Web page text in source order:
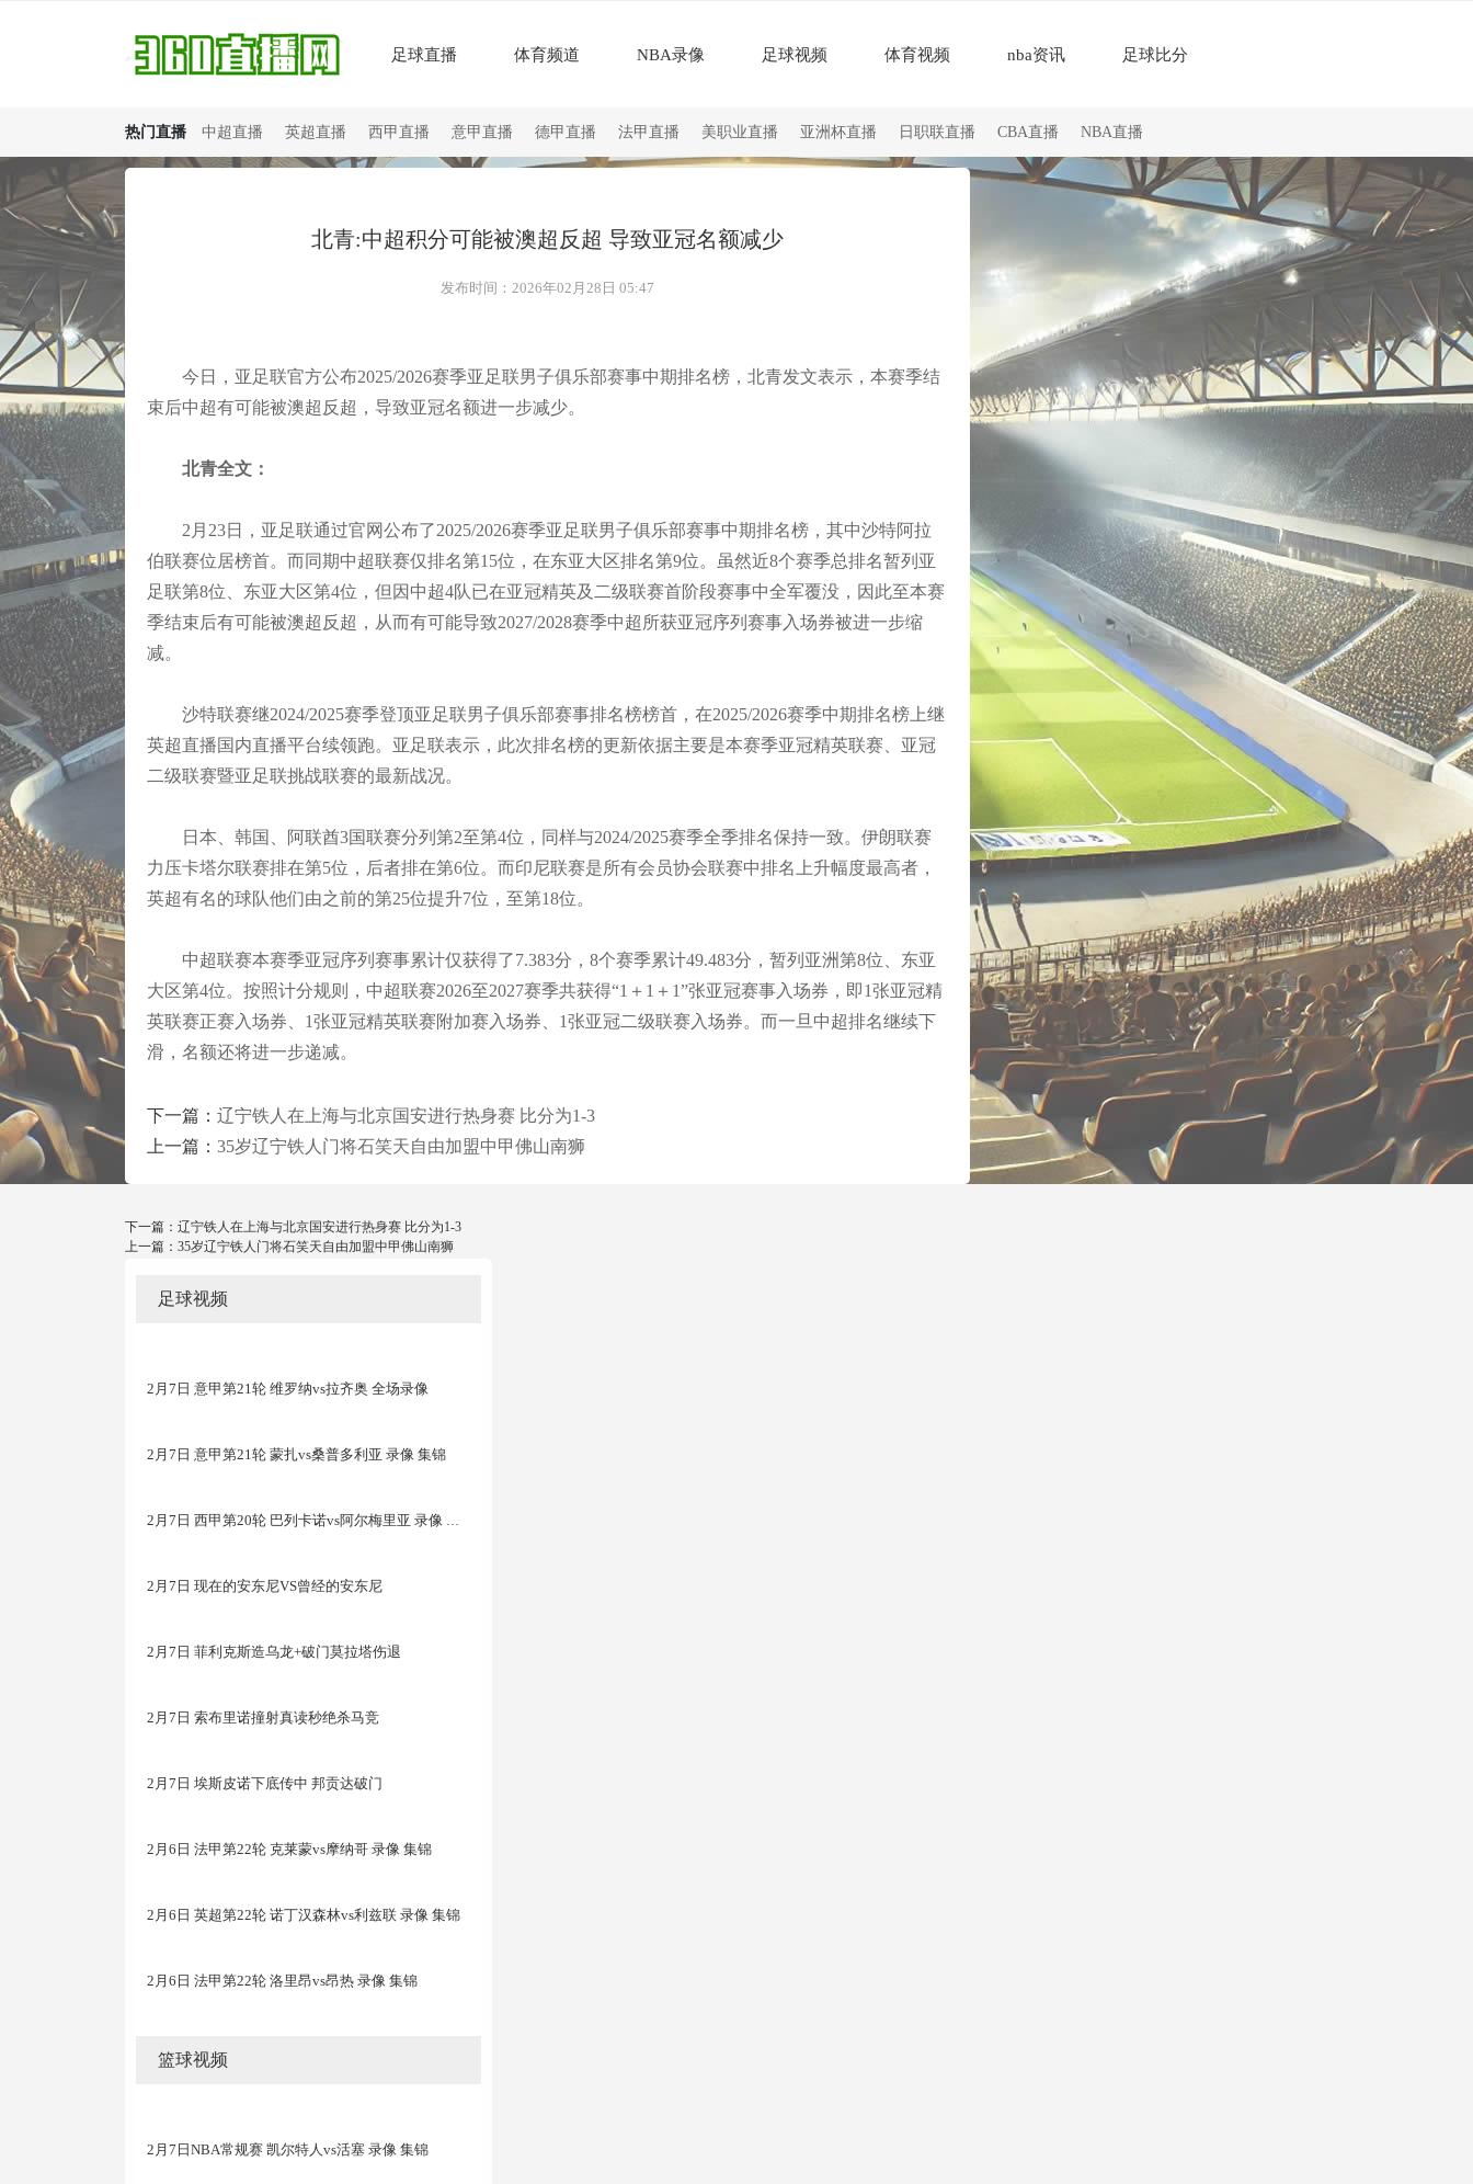
足球直播 体育频道 NBA录像 足球视频 体育视频 nba资讯 足球比分
热门直播 中超直播 英超直播 西甲直播 意甲直播 德甲直播 法甲直播 美职业直播 亚洲杯直播 日职联直播 CBA直播 NBA直播
北青:中超积分可能被澳超反超 导致亚冠名额减少
发布时间：2026年02月28日 05:47
今日，亚足联官方公布2025/2026赛季亚足联男子俱乐部赛事中期排名榜，北青发文表示，本赛季结
束后中超有可能被澳超反超，导致亚冠名额进一步减少。
北青全文：
2月23日，亚足联通过官网公布了2025/2026赛季亚足联男子俱乐部赛事中期排名榜，其中沙特阿拉
伯联赛位居榜首。而同期中超联赛仅排名第15位，在东亚大区排名第9位。虽然近8个赛季总排名暂列亚
足联第8位、东亚大区第4位，但因中超4队已在亚冠精英及二级联赛首阶段赛事中全军覆没，因此至本赛
季结束后有可能被澳超反超，从而有可能导致2027/2028赛季中超所获亚冠序列赛事入场券被进一步缩
减。
沙特联赛继2024/2025赛季登顶亚足联男子俱乐部赛事排名榜榜首，在2025/2026赛季中期排名榜上继
英超直播国内直播平台续领跑。亚足联表示，此次排名榜的更新依据主要是本赛季亚冠精英联赛、亚冠
二级联赛暨亚足联挑战联赛的最新战况。
日本、韩国、阿联酋3国联赛分列第2至第4位，同样与2024/2025赛季全季排名保持一致。伊朗联赛
力压卡塔尔联赛排在第5位，后者排在第6位。而印尼联赛是所有会员协会联赛中排名上升幅度最高者，
英超有名的球队他们由之前的第25位提升7位，至第18位。
中超联赛本赛季亚冠序列赛事累计仅获得了7.383分，8个赛季累计49.483分，暂列亚洲第8位、东亚
大区第4位。按照计分规则，中超联赛2026至2027赛季共获得“1＋1＋1”张亚冠赛事入场券，即1张亚冠精
英联赛正赛入场券、1张亚冠精英联赛附加赛入场券、1张亚冠二级联赛入场券。而一旦中超排名继续下
滑，名额还将进一步递减。
下一篇： 辽宁铁人在上海与北京国安进行热身赛 比分为1-3
上一篇： 35岁辽宁铁人门将石笑天自由加盟中甲佛山南狮
下一篇： 辽宁铁人在上海与北京国安进行热身赛 比分为1-3
上一篇： 35岁辽宁铁人门将石笑天自由加盟中甲佛山南狮
足球视频
2月7日 意甲第21轮 维罗纳vs拉齐奥 全场录像
2月7日 意甲第21轮 蒙扎vs桑普多利亚 录像 集锦
2月7日 西甲第20轮 巴列卡诺vs阿尔梅里亚 录像 集锦
2月7日 现在的安东尼VS曾经的安东尼
2月7日 菲利克斯造乌龙+破门莫拉塔伤退
2月7日 索布里诺撞射真读秒绝杀马竞
2月7日 埃斯皮诺下底传中 邦贡达破门
2月6日 法甲第22轮 克莱蒙vs摩纳哥 录像 集锦
2月6日 英超第22轮 诺丁汉森林vs利兹联 录像 集锦
2月6日 法甲第22轮 洛里昂vs昂热 录像 集锦
篮球视频
2月7日NBA常规赛 凯尔特人vs活塞 录像 集锦